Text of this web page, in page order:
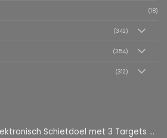
(18)
(342)
(354)
(312)
met 3 Targets – Automatische Reset – Digitaal Scorebord – voor Foam Darts